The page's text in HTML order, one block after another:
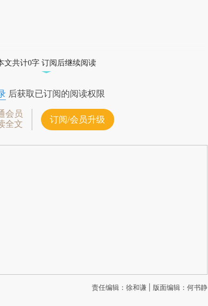
文共计0字 订阅后继续阅读
后获取已订阅的阅读权限
会员
全文
订阅/会员升级
责任编辑：徐和谦 | 版面编辑：何书静